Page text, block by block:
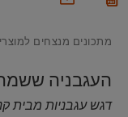
מתכונים מנצחים
העגבניה
דגש עגבניות מבית